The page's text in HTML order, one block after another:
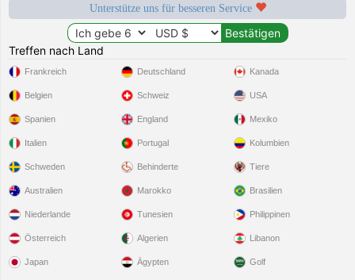
Unterstütze uns für besseren Service
Treffen nach Land
Frankreich
Belgien
Spanien
Italien
Schweden
Deutschland
Schweiz
England
Portugal
Behinderte
Kanada
USA
Mexiko
Kolumbien
Tiere
Australien
Niederlande
Österreich
Japan
Marokko
Tunesien
Algerien
Ägypten
Brasilien
Philippinen
Libanon
Golf